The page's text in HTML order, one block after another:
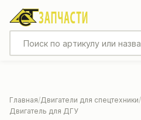
Главная Двигатели для спецтехники
Двигатель для ДГУ